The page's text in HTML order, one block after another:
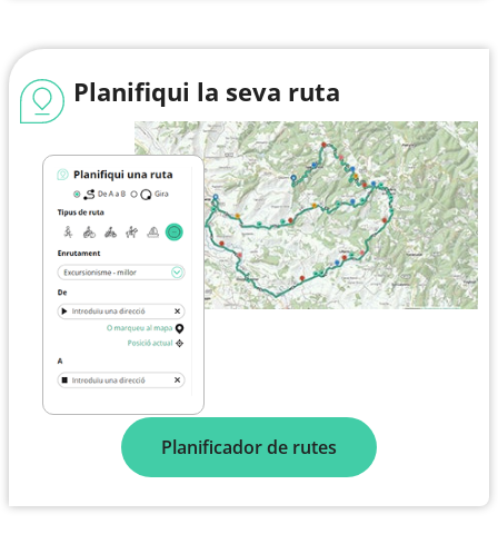
Planifiqui la seva ruta
Planificador de rutes